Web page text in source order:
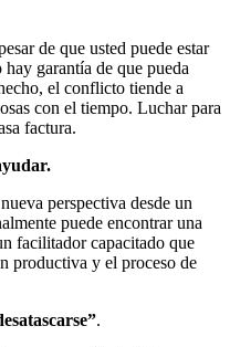
de que usted puede estar
garantía de que pueda
el conflicto tiende a
con el tiempo. Luchar para
factura.
perspectiva desde un
puede encontrar una
facilitador capacitado que
productiva y el proceso de
.